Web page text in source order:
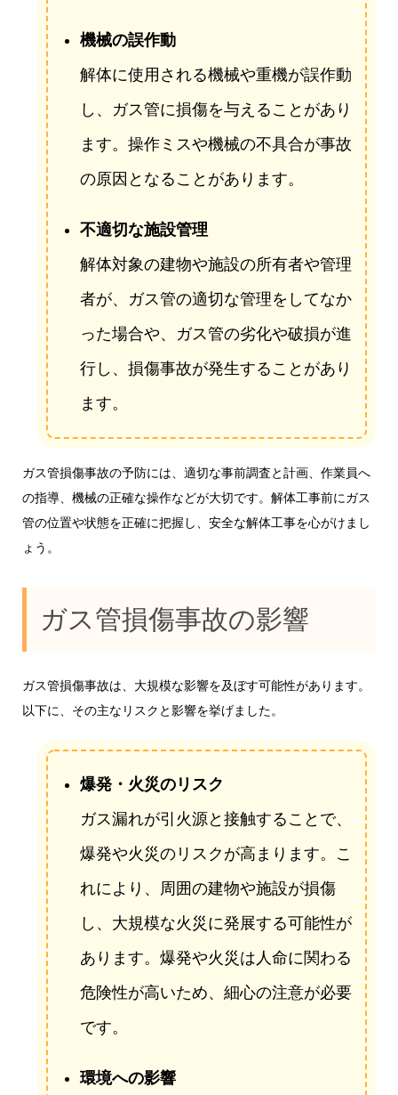
機械の誤作動
解体に使用される機械や重機が誤作動
し、ガス管に損傷を与えることがあり
ます。操作ミスや機械の不具合が事故
の原因となることがあります。
不適切な施設管理
解体対象の建物や施設の所有者や管理
者が、ガス管の適切な管理をしてなか
った場合や、ガス管の劣化や破損が進
行し、損傷事故が発生することがあり
ます。
ガス管損傷事故の予防には、適切な事前調査と計画、作業員へ
の指導、機械の正確な操作などが大切です。解体工事前にガス
管の位置や状態を正確に把握し、安全な解体工事を心がけまし
ょう。
ガス管損傷事故の影響
ガス管損傷事故は、大規模な影響を及ぼす可能性があります。
以下に、その主なリスクと影響を挙げました。
爆発・火災のリスク
ガス漏れが引火源と接触することで、
爆発や火災のリスクが高まります。こ
れにより、周囲の建物や施設が損傷
し、大規模な火災に発展する可能性が
あります。爆発や火災は人命に関わる
危険性が高いため、細心の注意が必要
です。
環境への影響